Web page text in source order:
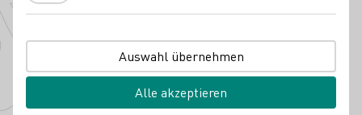
Auswahl übernehmen
Alle akzeptieren